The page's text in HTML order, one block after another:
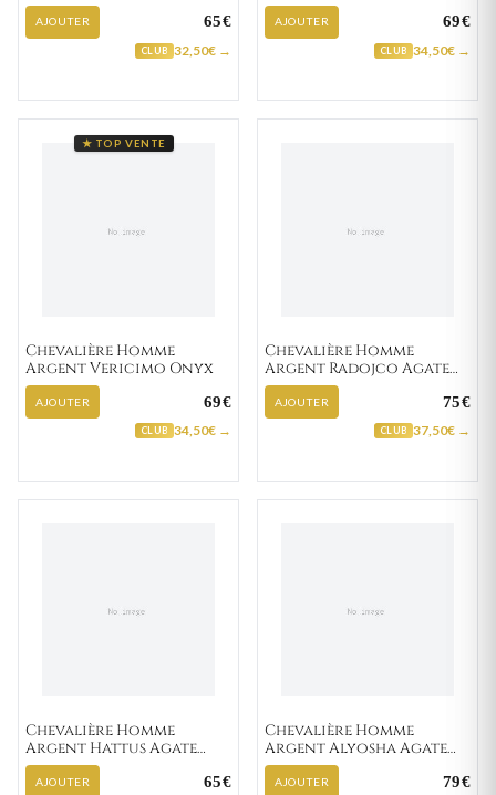
AJOUTER 65€
CLUB 32,50€ →
AJOUTER 69€
CLUB 34,50€ →
★ TOP VENTE
Chevalière Homme
Argent Vericimo Onyx
AJOUTER 69€
CLUB 34,50€ →
Chevalière Homme
Argent Radojco Agate
Noir
AJOUTER 75€
CLUB 37,50€ →
Chevalière Homme
Argent Hattus Agate
Noir
AJOUTER 65€
Chevalière Homme
Argent Alyosha Agate
Noir
AJOUTER 79€